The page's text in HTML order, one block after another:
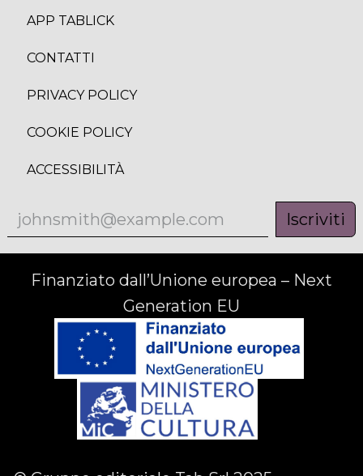
APP TABLICK
CONTATTI
PRIVACY POLICY
COOKIE POLICY
ACCESSIBILITÀ
Iscriviti
Finanziato dall’Unione europea – Next
Generation EU